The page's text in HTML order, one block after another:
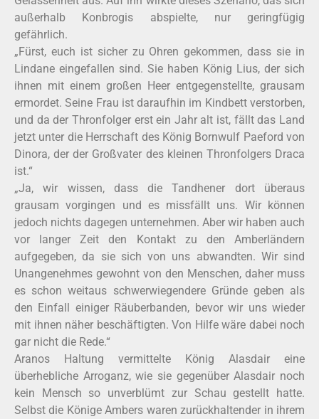
außerhalb Konbrogis abspielte, nur geringfügig
gefährlich.
„Fürst, euch ist sicher zu Ohren gekommen, dass sie in
Lindane eingefallen sind. Sie haben König Lius, der sich
ihnen mit einem großen Heer entgegenstellte, grausam
ermordet. Seine Frau ist daraufhin im Kindbett verstorben,
und da der Thronfolger erst ein Jahr alt ist, fällt das Land
jetzt unter die Herrschaft des König Bornwulf Paeford von
Dinora, der der Großvater des kleinen Thronfolgers Draca
ist.“
„Ja, wir wissen, dass die Tandhener dort überaus
grausam vorgingen und es missfällt uns. Wir können
jedoch nichts dagegen unternehmen. Aber wir haben auch
vor langer Zeit den Kontakt zu den Amberländern
aufgegeben, da sie sich von uns abwandten. Wir sind
Unangenehmes gewohnt von den Menschen, daher muss
es schon weitaus schwerwiegendere Gründe geben als
den Einfall einiger Räuberbanden, bevor wir uns wieder
mit ihnen näher beschäftigten. Von Hilfe wäre dabei noch
gar nicht die Rede.“
Aranos Haltung vermittelte König Alasdair eine
überhebliche Arroganz, wie sie gegenüber Alasdair noch
kein Mensch so unverblümt zur Schau gestellt hatte.
Selbst die Könige Ambers waren zurückhaltender in ihrem